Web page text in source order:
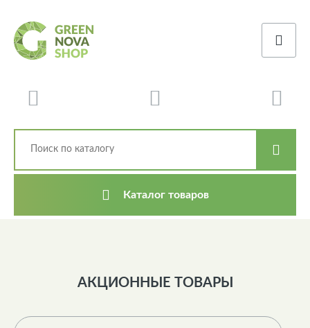
Каталог товаров
АКЦИОННЫЕ ТОВАРЫ